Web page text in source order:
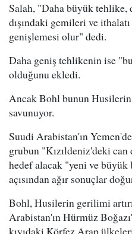
Salah, "Daha büyük
dışındaki gemileri ve
genişlemesi olur" dedi.
Daha geniş tehlikenin ise
olduğunu ekledi.
Ancak Bohl bunun Husilerin
savunuyor.
Suudi Arabistan'ın
grubun "Kızıldeniz'deki
hedef alacak "yeni ve büyük
açısından ağır sonuçlar
Bohl, Husilerin gerilimi
Arabistan'ın Hürmüz
kıyıdaki Körfez Arap